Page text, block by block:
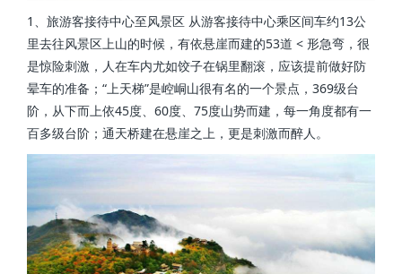
1、旅游客接待中心至风景区 从游客接待中心乘区间车约13公
里去往风景区上山的时候，有依悬崖而建的53道 < 形急弯，很
是惊险刺激，人在车内尤如饺子在锅里翻滚，应该提前做好防
晕车的准备；“上天梯”是崆峒山很有名的一个景点，369级台
阶，从下而上依45度、60度、75度山势而建，每一角度都有一
百多级台阶；通天桥建在悬崖之上，更是刺激而醉人。